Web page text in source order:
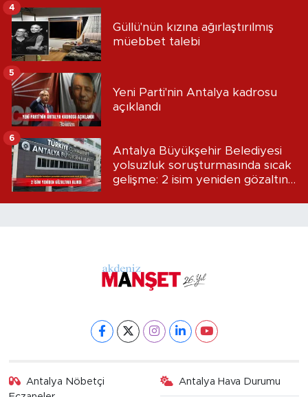
Güllü'nün kızına ağırlaştırılmış
müebbet talebi
4
Yeni Parti'nin Antalya kadrosu
açıklandı
5
Antalya Büyükşehir Belediyesi
yolsuzluk soruşturmasında sıcak
gelişme: 2 isim yeniden gözaltına
6
Antalya Nöbetçi
Antalya Hava Durumu